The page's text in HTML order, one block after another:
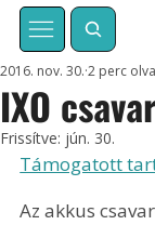
IXO
2016. nov. 30. 2 perc
Frissítve: jún. 30.
Támogatott
Az akkus